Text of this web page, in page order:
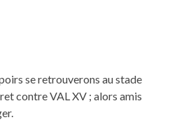
se retrouverons au stade
contre VAL XV ; alors amis